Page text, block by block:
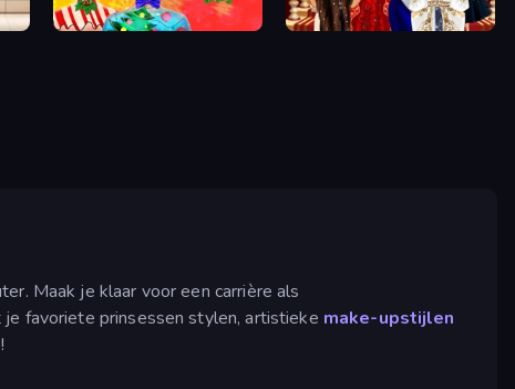
Ellie Christmas Makeup Royal Dress Up - Fashion Queen
Maak je klaar voor een carrière als
favoriete prinsessen stylen, artistieke make-upstijlen